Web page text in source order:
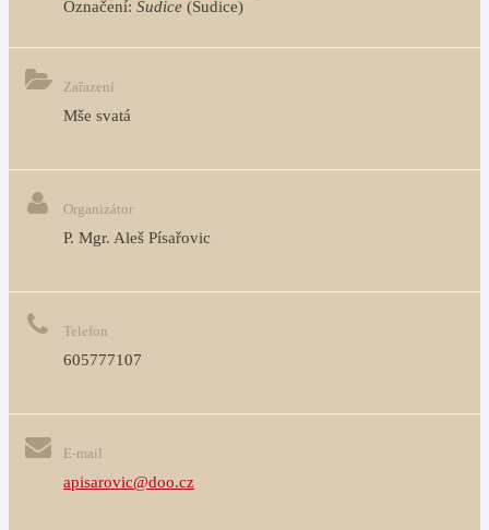
Označení: Sudice (Sudice)
Zařazení
Mše svatá
Organizátor
P. Mgr. Aleš Písařovic
Telefon
605777107
E-mail
apisarovic@doo.cz